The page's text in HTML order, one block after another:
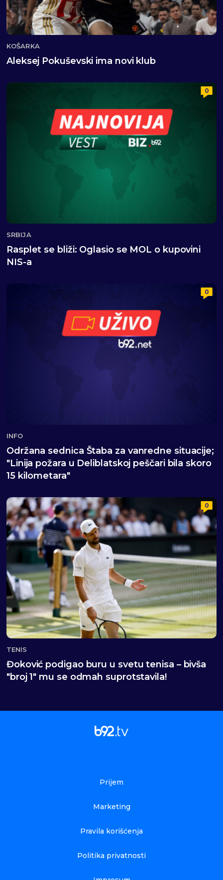
KOŠARKA
Aleksej Pokuševski ima novi klub
0
SRBIJA
Rasplet se bliži: Oglasio se MOL o kupovini
NIS-a
0
INFO
Održana sednica Štaba za vanredne situacije;
"Linija požara u Deliblatskoj peščari bila skoro
15 kilometara"
0
TENIS
Đoković podigao buru u svetu tenisa – bivša
"broj 1" mu se odmah suprotstavila!
Prijem
Marketing
Pravila korišćenja
Politika privatnosti